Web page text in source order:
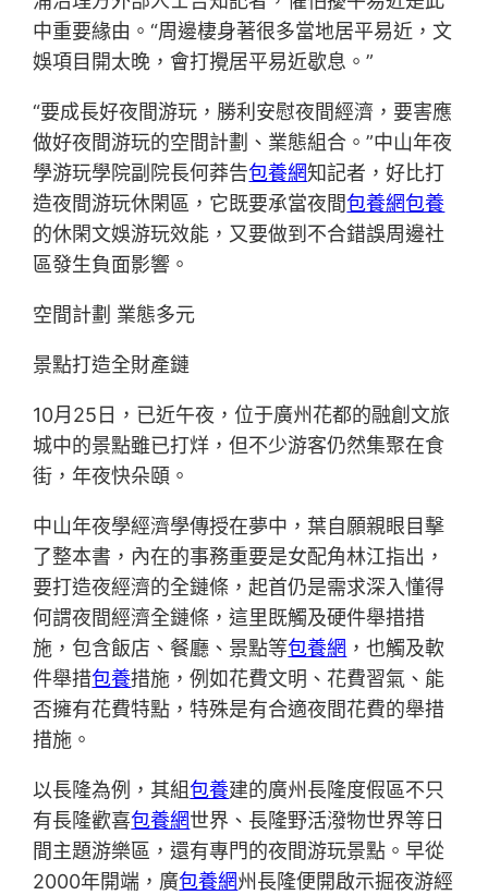
中重要緣由。“周邊棲身著很多當地居平易近，文
娛項目開太晚，會打攪居平易近歇息。”
“要成長好夜間游玩，勝利安慰夜間經濟，要害應
做好夜間游玩的空間計劃、業態組合。”中山年夜
學游玩學院副院長何莽告包養網知記者，好比打
造夜間游玩休閑區，它既要承當夜間包養網包養
的休閑文娛游玩效能，又要做到不合錯誤周邊社
區發生負面影響。
空間計劃 業態多元
景點打造全財產鏈
10月25日，已近午夜，位于廣州花都的融創文旅
城中的景點雖已打烊，但不少游客仍然集聚在食
街，年夜快朵頤。
中山年夜學經濟學傳授在夢中，葉自願親眼目擊
了整本書，內在的事務重要是女配角林江指出，
要打造夜經濟的全鏈條，起首仍是需求深入懂得
何謂夜間經濟全鏈條，這里既觸及硬件舉措措
施，包含飯店、餐廳、景點等包養網 ，也觸及軟
件舉措包養措施，例如花費文明、花費習氣、能
否擁有花費特點，特殊是有合適夜間花費的舉措
措施。
以長隆為例，其組包養建的廣州長隆度假區不只
有長隆歡喜包養網世界、長隆野活潑物世界等日
間主題游樂區，還有專門的夜間游玩景點。早從
2000年開端，廣包養網州長隆便開啟示掘夜游經